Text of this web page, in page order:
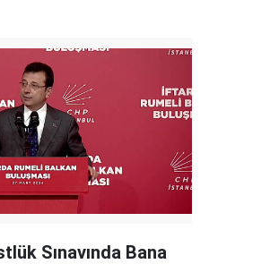
Sınavında Bana